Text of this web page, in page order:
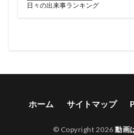
日々の出来事ランキング
ホーム サイトマップ
© Copyright 2026動画